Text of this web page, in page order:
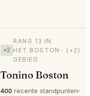
+2
RANG 13 IN
HET BOSTON-
GEBIED
(+2)
Tonino Boston
400 recente standpunten